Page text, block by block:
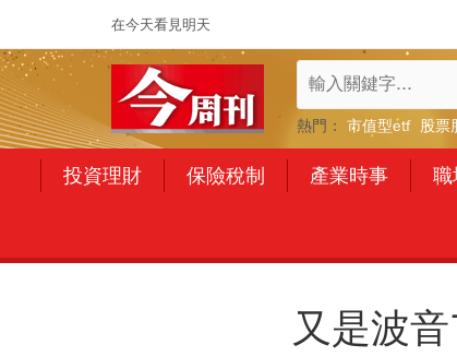
在今天看見明天
熱門： 市值型etf 股票
投資理財 保險稅制 產業時事 職
又是波